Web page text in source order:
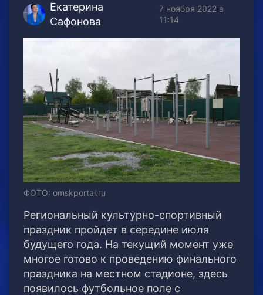
Екатерина
Сафонова
7 ноября 2022 в
11:14
ФОТО: omskportal.ru
Региональный культурно-спортивный
праздник пройдет в середине июля
будущего года. На текущий момент уже
многое готово к проведению финального
праздника на местном стадионе, здесь
появилось футбольное поле с